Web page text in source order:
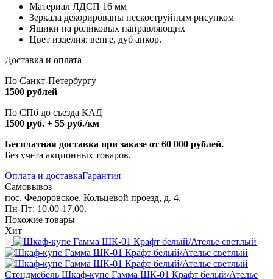
Материал ЛДСП 16 мм
Зеркала декорированы пескоструйным рисунком
Ящики на роликовых направляющих
Цвет изделия: венге, дуб анкор.
Доставка и оплата
По Санкт-Петербургу
1500 рублей
По СПб до съезда КАД
1500 руб. + 55 руб./км
Бесплатная доставка при заказе от 60 000 рублей.
Без учета акционных товаров.
Оплата и доставкаГарантия
Самовывоз
пос. Федоровское, Кольцевой проезд, д. 4.
Пн-Пт: 10.00-17.00.
Похожие товары
Хит
Стендмебель Шкаф-купе Гамма ШК-01 Крафт белый/Ателье